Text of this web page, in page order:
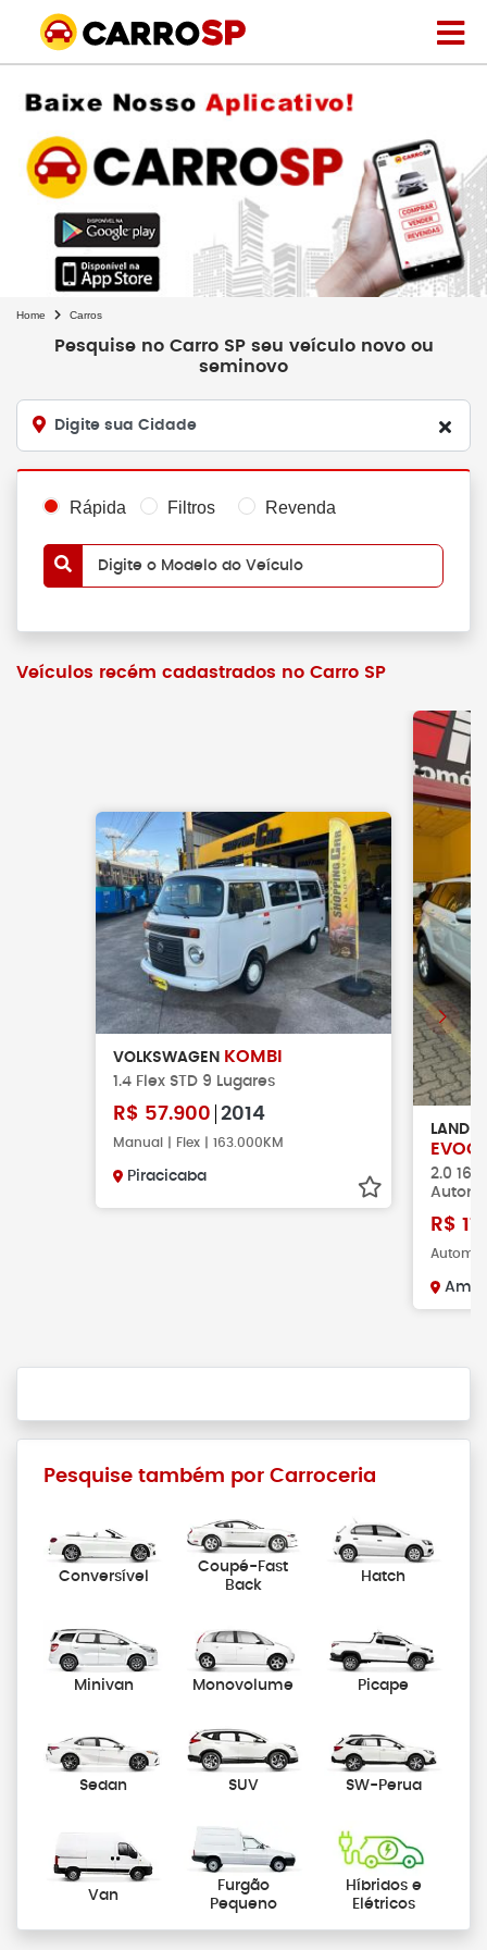
Home Carros
Pesquise no Carro SP seu veículo novo ou
seminovo
Digite sua Cidade
Rápida Filtros Revenda
Digite o Modelo do Veículo
Veículos recém cadastrados no Carro SP
VOLKSWAGEN KOMBI
1.4 Flex STD 9 Lugares
R$ 57.900 2014
Manual | Flex | 163.000KM
Piracicaba
LAND
2.0
R$
Pesquise também por Carroceria
Conversível
Coupé-Fast
Back
Hatch
Minivan Monovolume Picape
Sedan SUV SW-Perua
Van
Furgão
Pequeno
Híbridos e
Elétricos